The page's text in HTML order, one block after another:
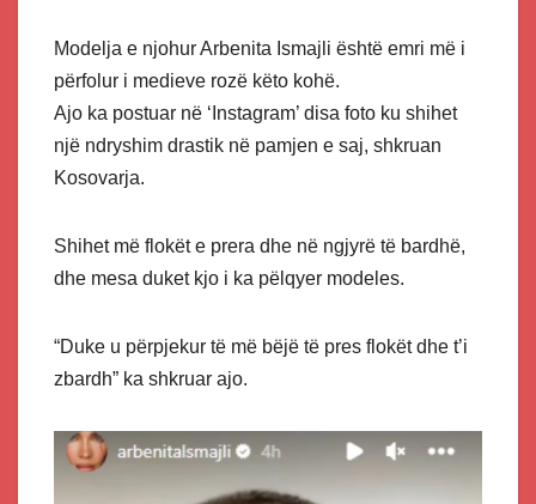
Modelja e njohur Arbenita Ismajli është emri më i
përfolur i medieve rozë këto kohë.
Ajo ka postuar në ‘Instagram’ disa foto ku shihet
një ndryshim drastik në pamjen e saj, shkruan
Kosovarja.
Shihet më flokët e prera dhe në ngjyrë të bardhë,
dhe mesa duket kjo i ka pëlqyer modeles.
“Duke u përpjekur të më bëjë të pres flokët dhe t’i
zbardh” ka shkruar ajo.